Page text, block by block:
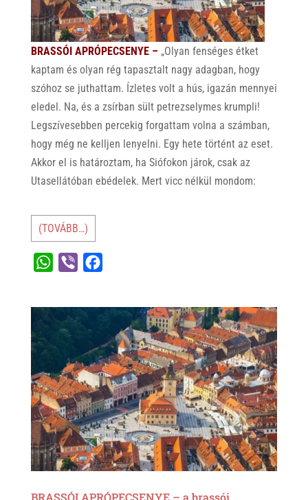
BRASSÓI APRÓPECSENYE – „Olyan fenséges étket
kaptam és olyan rég tapasztalt nagy adagban, hogy
szóhoz se juthattam. Ízletes volt a hús, igazán mennyei
eledel. Na, és a zsírban sült petrezselymes krumpli!
Legszívesebben percekig forgattam volna a számban,
hogy még ne kelljen lenyelni. Egy hete történt az eset.
Akkor el is határoztam, ha Siófokon járok, csak az
Utasellátóban ebédelek. Mert vicc nélkül mondom:
(TOVÁBB…)
p
p
b
o
o
k
BRASSÓI APRÓPECSENYE – a brassói